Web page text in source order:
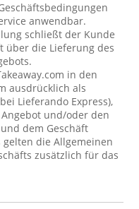
anwendbar.
schließt der Kunde
über die Lieferung des
in den
ausdrücklich als
Lieferando Express),
und/oder den
dem Geschäft
die Allgemeinen
zusätzlich für das